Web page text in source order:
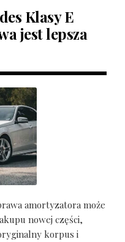
Klasy E
jest lepsza
amortyzatora może
nowej części,
korpus i